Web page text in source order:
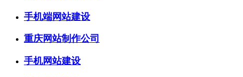
手机端网站建设
重庆网站制作公司
手机网站建设